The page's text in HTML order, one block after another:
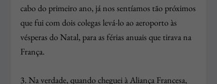
cabo do primeiro ano, já nos sentíamos tão próximos
que fui com dois colegas levá-lo ao aeroporto às
vésperas do Natal, para as férias anuais que tirava na
França.
3. Na verdade, quando cheguei à Aliança Francesa,